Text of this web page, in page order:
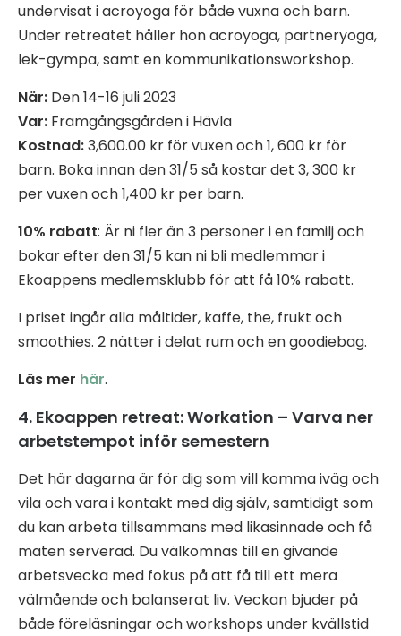
undervisat i acroyoga för både vuxna och barn.
Under retreatet håller hon acroyoga, partneryoga,
lek-gympa, samt en kommunikationsworkshop.
När: Den 14-16 juli 2023
Var: Framgångsgården i Hävla
Kostnad:3,600.00 kr för vuxen och 1, 600 kr för
barn. Boka innan den 31/5 så kostar det 3, 300 kr
per vuxen och 1,400 kr per barn.
10% rabatt: Är ni fler än 3 personer i en familj och
bokar efter den 31/5 kan ni bli medlemmar i
Ekoappens medlemsklubb för att få 10% rabatt.
I priset ingår alla måltider, kaffe, the, frukt och
smoothies. 2 nätter i delat rum och en goodiebag.
Läs mer här.
4. Ekoappen retreat: Workation – Varva ner
arbetstempot inför semestern
Det här dagarna är för dig som vill komma iväg och
vila och vara i kontakt med dig själv, samtidigt som
du kan arbeta tillsammans med likasinnade och få
maten serverad. Du välkomnas till en givande
arbetsvecka med fokus på att få till ett mera
välmående och balanserat liv. Veckan bjuder på
både föreläsningar och workshops under kvällstid